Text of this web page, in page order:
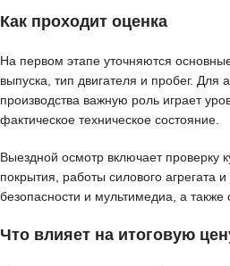
Как проходит оценка
На первом этапе уточняются
выпуска, тип двигателя и пробег. Для
производства важную роль играет
фактическое техническое состояние.
Выездной осмотр включает проверку
покрытия, работы силового агрегата
безопасности и мультимедиа, а также
Что влияет на итоговую